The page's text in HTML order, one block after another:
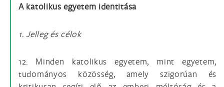
A katolikus egyetem identitása
1. Jelleg és célok
12. Minden katolikus egyetem, mint egyetem,
tudományos közösség, amely szigorúan és